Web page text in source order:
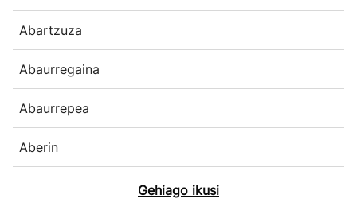
Abartzuza
Abaurregaina
Abaurrepea
Aberin
Gehiago ikusi